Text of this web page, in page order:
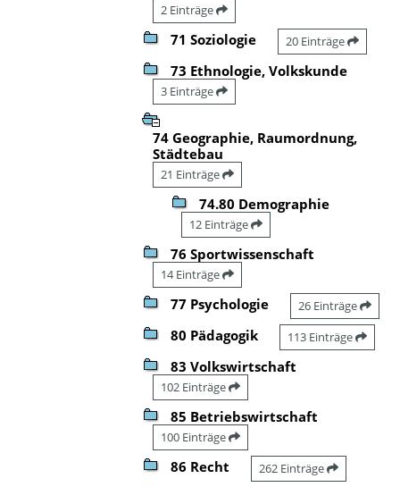
2 Einträge
71 Soziologie 20 Einträge
73 Ethnologie, Volkskunde
3 Einträge
74 Geographie, Raumordnung,
Städtebau
21 Einträge
74.80 Demographie
12 Einträge
76 Sportwissenschaft
14 Einträge
77 Psychologie 26 Einträge
80 Pädagogik 113 Einträge
83 Volkswirtschaft
102 Einträge
85 Betriebswirtschaft
100 Einträge
86 Recht 262 Einträge